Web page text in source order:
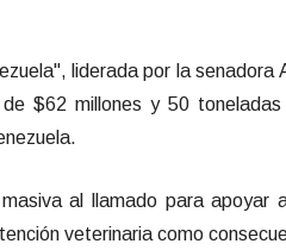
liderada por la senadora
$62 millones y 50
al llamado para
veterinaria como